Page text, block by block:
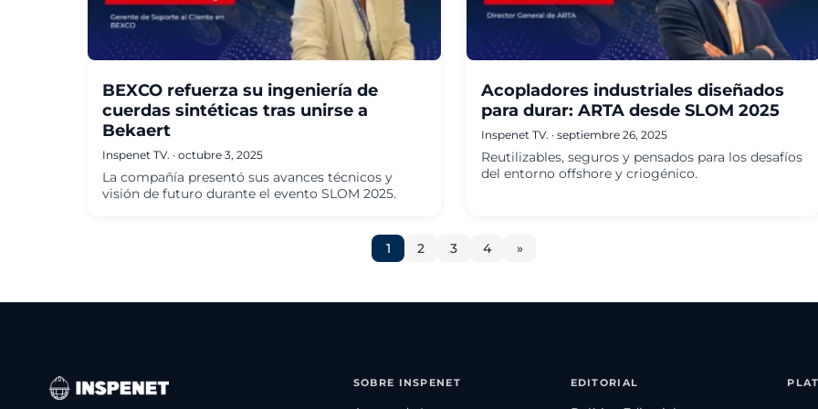
BEXCO refuerza su ingeniería de
cuerdas sintéticas tras unirse a
Bekaert
Inspenet TV. · octubre 3, 2025
La compañía presentó sus avances técnicos y
visión de futuro durante el evento SLOM 2025.
Acopladores industriales diseñados
para durar: ARTA desde SLOM 2025
Inspenet TV. ·septiembre 26, 2025
Reutilizables, seguros y pensados para los desafíos
del entorno offshore y criogénico.
1 2 3 4 »
SOBRE INSPENET EDITORIAL